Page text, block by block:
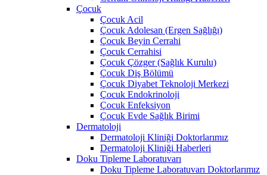
Çocuk
Çocuk Acil
Çocuk Adolesan (Ergen Sağlığı)
Çocuk Beyin Cerrahi
Çocuk Cerrahisi
Çocuk Çözger (Sağlık Kurulu)
Çocuk Diş Bölümü
Çocuk Diyabet Teknoloji Merkezi
Çocuk Endokrinoloji
Çocuk Enfeksiyon
Çocuk Evde Sağlık Birimi
Dermatoloji
Dermatoloji Kliniği Doktorlarımız
Dermatoloji Kliniği Haberleri
Doku Tipleme Laboratuvarı
Doku Tipleme Laboratuvarı Doktorlarımız